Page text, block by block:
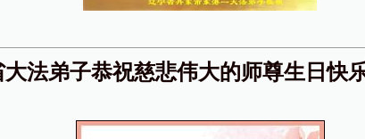
法弟子恭祝慈悲伟大的师尊生日快